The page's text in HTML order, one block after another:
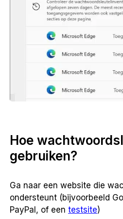
Hoe
gebruiken?
Ga naar een website die
ondersteunt (bijvoorbeeld
PayPal, of een testsite)